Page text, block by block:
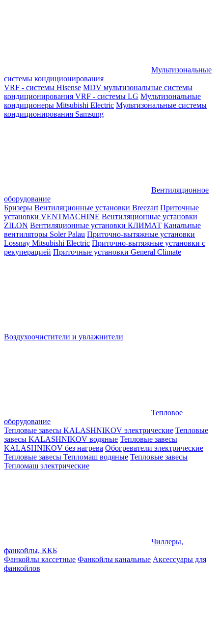
Мультизональные
системы кондиционирования
VRF - системы Hisense MDV мультизональные системы
кондиционирования VRF - системы LG Мультизональные
кондиционеры Mitsubishi Electric Мультизональные системы
кондиционирования Samsung
Вентиляционное
оборудование
Бризеры Вентиляционные установки Breezart Приточные
установки VENTMACHINE Вентиляционные установки
ZILON Вентиляционные установки КЛИМАТ Канальные
вентиляторы Soler Palau Приточно-вытяжные установки
Lossnay Mitsubishi Electric Приточно-вытяжные установки с
рекуперацией Приточные установки General Climate
Воздухоочистители и увлажнители
Тепловое
оборудование
Тепловые завесы KALASHNIKOV электрические Тепловые
завесы KALASHNIKOV водяные Тепловые завесы
KALASHNIKOV без нагрева Обогреватели электрические
Тепловые завесы Тепломаш водяные Тепловые завесы
Тепломаш электрические
Чиллеры,
фанкойлы, ККБ
Фанкойлы кассетные Фанкойлы канальные Аксессуары для
фанкойлов